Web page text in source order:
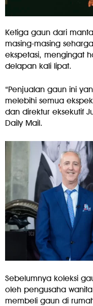
Ketiga gaun dari
masing-masing
ekspetasi, mengingat
delapan kali lipat.
“Penjualan gaun ini
melebihi semua
dan direktur eksekutif
Daily Mail.
Sebelumnya koleksi
oleh pengusaha
membeli gaun di